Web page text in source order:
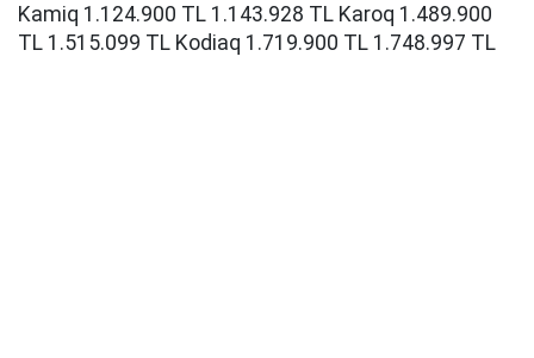
Kamiq 1.124.900 TL 1.143.928 TL Karoq 1.489.900
TL 1.515.099 TL Kodiaq 1.719.900 TL 1.748.997 TL